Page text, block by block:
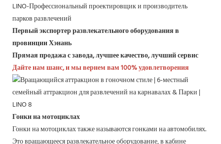
LINO-Профессиональный проектировщик и производитель
парков развлечений
Первый экспортер развлекательного оборудования в
провинции Хэнань
Прямая продажа с завода, лучшее качество, лучший сервис
Дайте нам шанс, и мы вернем вам 100% удовлетворения
Гонки на мотоциклах
Гонки на мотоциклах также называются гонками на автомобилях.
Это вращающееся развлекательное оборудование, в кабине